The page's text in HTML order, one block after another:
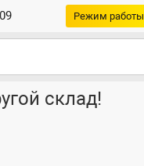
Режим работы
склад!